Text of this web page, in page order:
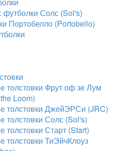
футболки Солс (Sol's)
Портобелло (Portobello)
толстовки Фрут оф зе Лум
Loom)
толстовки ДжейЭРСи (JRC)
толстовки Солс (Sol's)
толстовки Старт (Start)
толстовки ТиЭйчКлоуз